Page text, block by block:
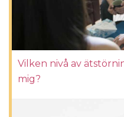
Vilken nivå av
mig?